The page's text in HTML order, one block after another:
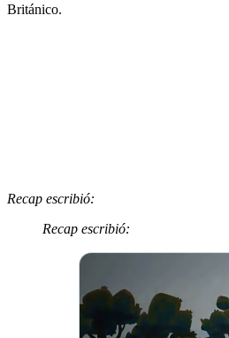
Británico.
Recap escribió:
Recap escribió: